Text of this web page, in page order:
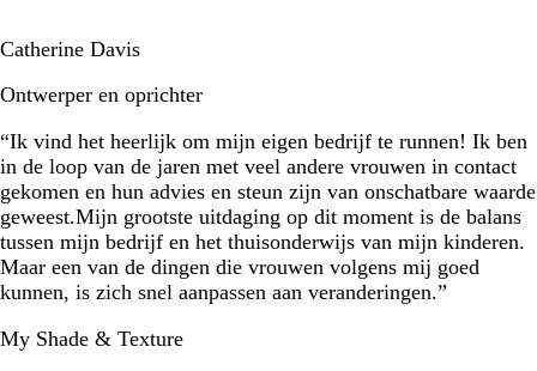
Catherine Davis
Ontwerper en oprichter
“Ik vind het heerlijk om mijn eigen bedrijf te runnen! Ik ben
in de loop van de jaren met veel andere vrouwen in contact
gekomen en hun advies en steun zijn van onschatbare waarde
geweest.Mijn grootste uitdaging op dit moment is de balans
tussen mijn bedrijf en het thuisonderwijs van mijn kinderen.
Maar een van de dingen die vrouwen volgens mij goed
kunnen, is zich snel aanpassen aan veranderingen.”
My Shade & Texture